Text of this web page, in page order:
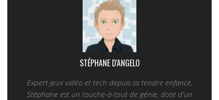
STÉPHANE D'ANGELO
Expert jeux vidéo et tech depuis sa tendre enfance,
Stéphane est un touche-à-tout de génie, doté d'un